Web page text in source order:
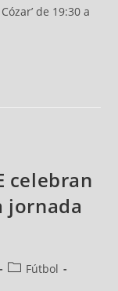
de 19:30 a
celebran
jornada
Fútbol